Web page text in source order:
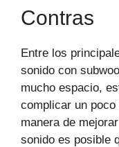
Contras
Entre los
sonido con
mucho espacio,
complicar un
manera de
sonido es posible